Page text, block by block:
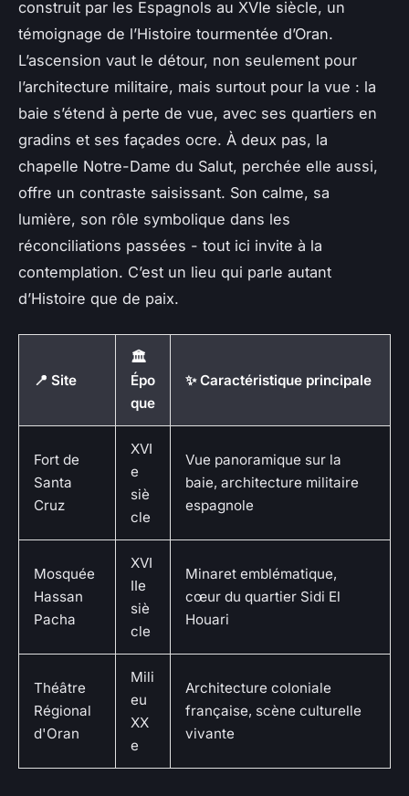
construit par les Espagnols au XVIe siècle, un
témoignage de l’Histoire tourmentée d’Oran.
L’ascension vaut le détour, non seulement pour
l’architecture militaire, mais surtout pour la vue : la
baie s’étend à perte de vue, avec ses quartiers en
gradins et ses façades ocre. À deux pas, la
chapelle Notre-Dame du Salut, perchée elle aussi,
offre un contraste saisissant. Son calme, sa
lumière, son rôle symbolique dans les
réconciliations passées - tout ici invite à la
contemplation. C’est un lieu qui parle autant
d’Histoire que de paix.
📍 Site
🏛️
Épo
que
✨ Caractéristique principale
Fort de
Santa
Cruz
XVI
e
siè
cle
Vue panoramique sur la
baie, architecture militaire
espagnole
Mosquée
Hassan
Pacha
XVI
IIe
siè
cle
Minaret emblématique,
cœur du quartier Sidi El
Houari
Théâtre
Régional
d'Oran
Mili
eu
XX
e
Architecture coloniale
française, scène culturelle
vivante